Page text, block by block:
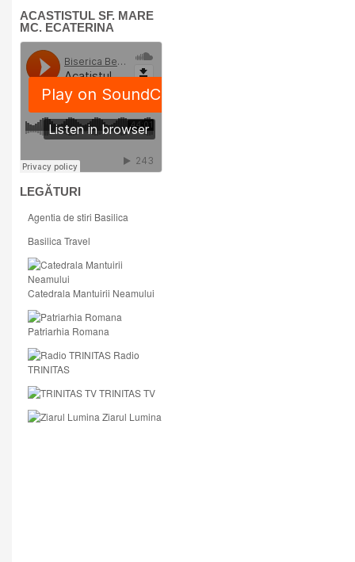
ACASTISTUL SF. MARE
MC. ECATERINA
LEGĂTURI
Agentia de stiri Basilica
Basilica Travel
Catedrala Mantuirii Neamului
Patriarhia Romana
Radio
TRINITAS
TRINITAS TV
Ziarul Lumina